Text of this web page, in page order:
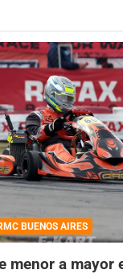
BUENOS AIRES
menor a mayor